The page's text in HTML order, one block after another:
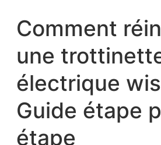
Comment
une
électrique
Guide étape
étape